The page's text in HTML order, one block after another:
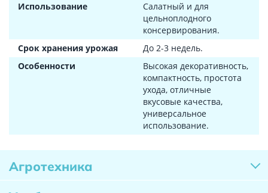
Использование
Салатный и для
цельноплодного
консервирования.
Срок хранения урожая
До 2-3 недель.
Особенности
Высокая декоративность,
компактность, простота
ухода, отличные
вкусовые качества,
универсальное
использование.
Агротехника